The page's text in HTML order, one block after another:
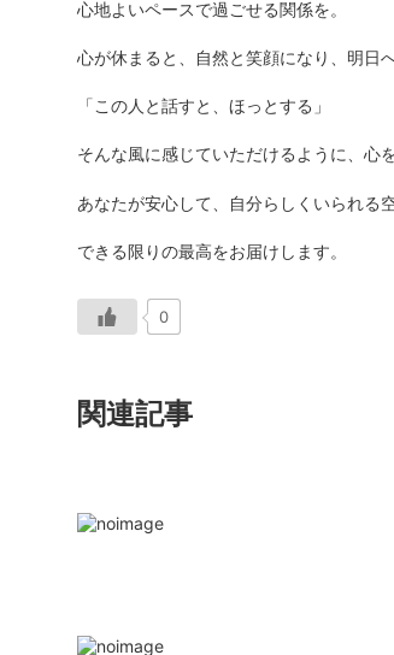
心地よいペースで過ごせる関係を。
心が休まると、自然と笑顔になり、明日
「この人と話すと、ほっとする」
そんな風に感じていただけるように、心
あなたが安心して、自分らしくいられる
できる限りの最高をお届けします。
0
関連記事